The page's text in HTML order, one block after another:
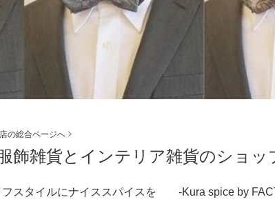
の総合ページへ
飾雑貨とインテリア雑貨のショ
フスタイルにナイススパイスを -Kura spice by